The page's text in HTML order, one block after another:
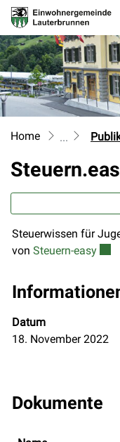
zur Startseite
Direkt zur
Direkt zum Inhalt
Direkt zur Suche
Direkt zum
Home
Steuerwissen für
von Steuern-easy
Datum
18. November 2022
Dokumente
Zugehörige